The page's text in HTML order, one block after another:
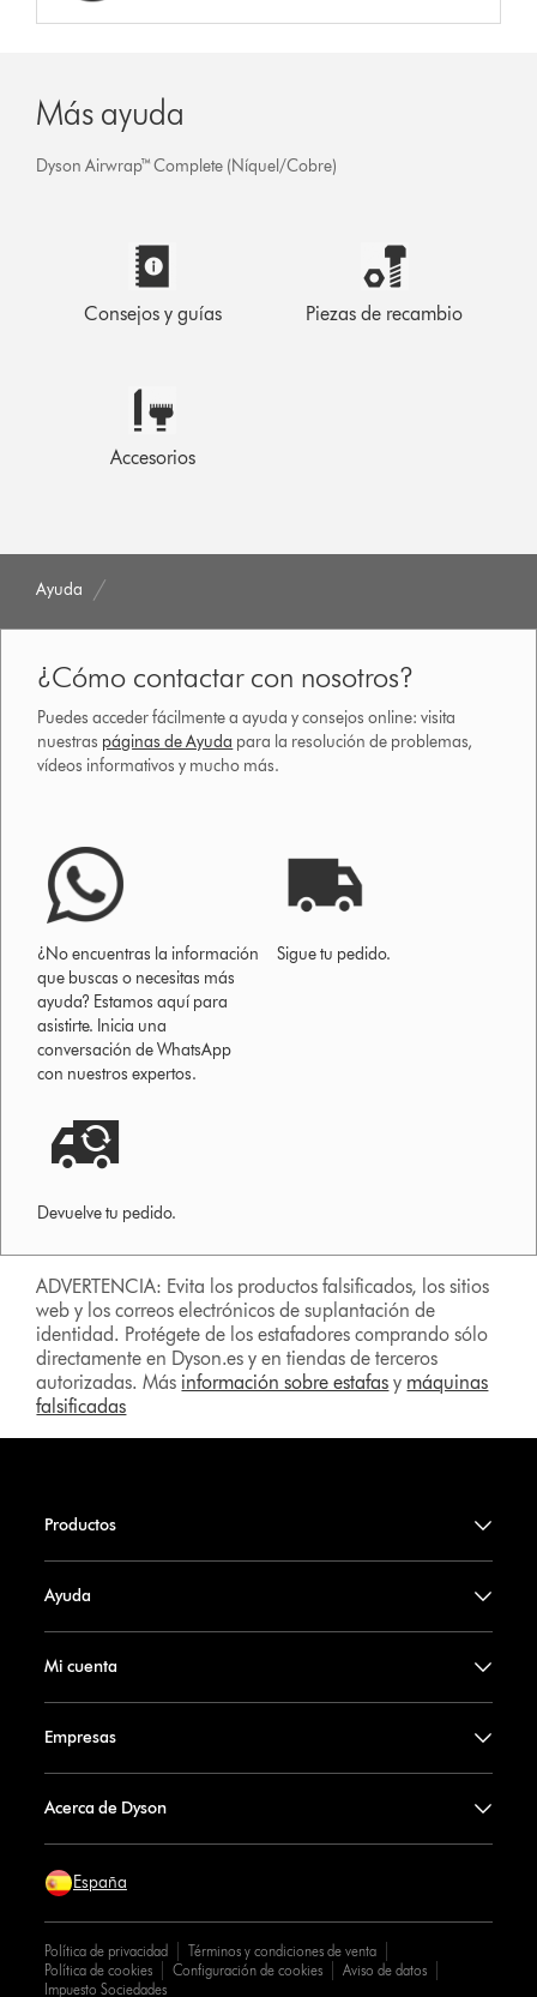
Más ayuda
Dyson Airwrap™ Complete (Níquel/Cobre)
Consejos y guías Piezas de recambio
Accesorios
Ayuda
¿Cómo contactar con nosotros?
Puedes acceder fácilmente a ayuda y consejos online: visita
nuestras páginas de Ayuda para la resolución de problemas,
vídeos informativos y mucho más.
¿No encuentras la información
que buscas o necesitas más
ayuda? Estamos aquí para
asistirte. Inicia una
conversación de WhatsApp
con nuestros expertos.
Sigue tu pedido.
Devuelve tu pedido.
ADVERTENCIA: Evita los productos falsificados, los sitios
web y los correos electrónicos de suplantación de
identidad. Protégete de los estafadores comprando sólo
directamente en Dyson.es y en tiendas de terceros
autorizadas. Más información sobre estafas y máquinas
falsificadas
Productos
Ayuda
Mi cuenta
Empresas
Acerca de Dyson
España
Política de privacidad
Términos y condiciones de venta
Política de cookies
Configuración de cookies
Aviso de datos
Impuesto Sociedades